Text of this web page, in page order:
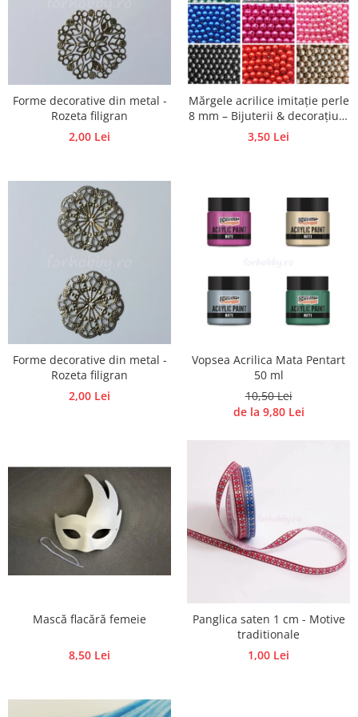
Carton/Hartie efecte speciale
Carton/Hartie Scrapbooking
Carton/Hartie unicolor
Hartie creponata
Hartie reciclata/manuala
Rame, albume, notesuri
Forme/Figurine carton
Panglici, snururi, sarma
Dantela
Panglici craciun
Stampile, sigilii
Stampile silicon
Ustensile, aparate
Forme decorative din metal -
Rozeta filigran
2,00 Lei
Mărgele acrilice imitație perle
8 mm – Bijuterii & decorațiuni
handmade
3,50 Lei
Forme decorative din metal -
Rozeta filigran
2,00 Lei
Vopsea Acrilica Mata Pentart
50 ml
10,50 Lei
de la 9,80 Lei
Mască flacără femeie
8,50 Lei
Panglica saten 1 cm - Motive
traditionale
1,00 Lei